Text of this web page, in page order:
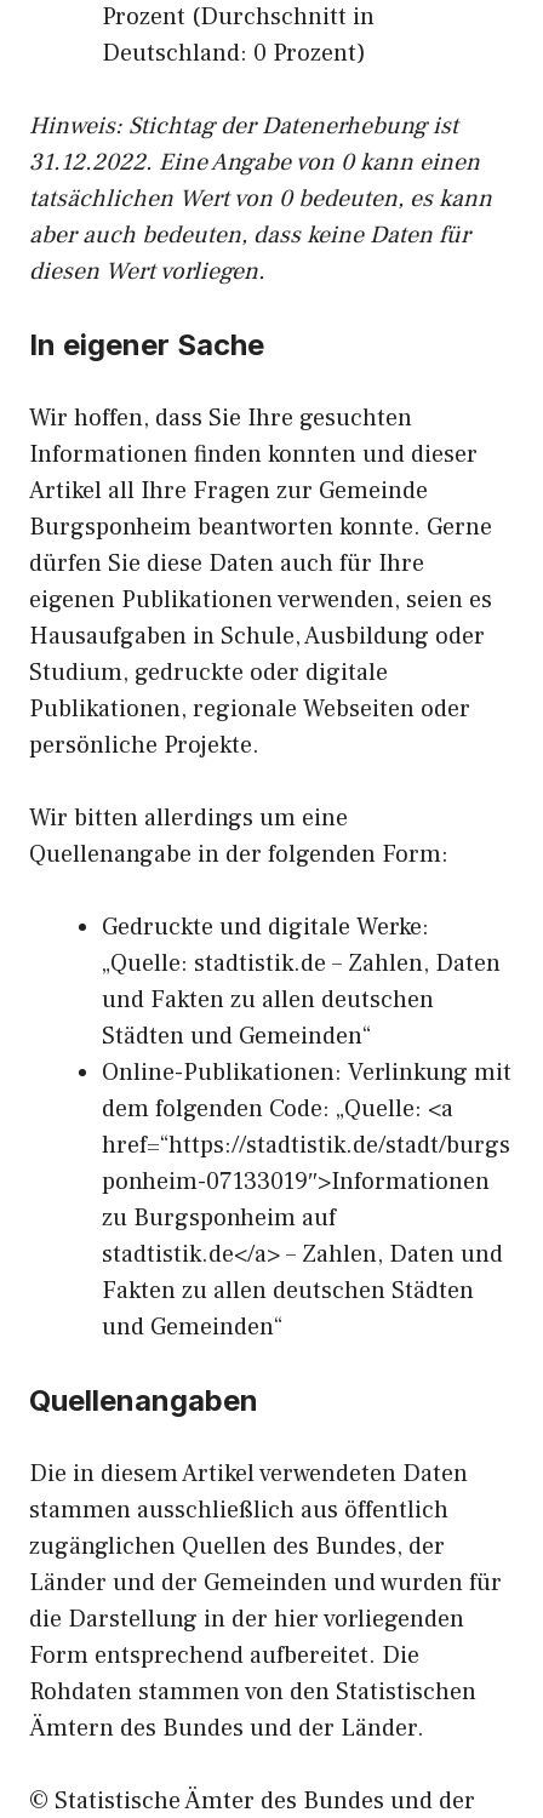
Prozent (Durchschnitt in
Deutschland: 0 Prozent)
Hinweis: Stichtag der Datenerhebung ist
31.12.2022. Eine Angabe von 0 kann einen
tatsächlichen Wert von 0 bedeuten, es kann
aber auch bedeuten, dass keine Daten für
diesen Wert vorliegen.
In eigener Sache
Wir hoffen, dass Sie Ihre gesuchten
Informationen finden konnten und dieser
Artikel all Ihre Fragen zur Gemeinde
Burgsponheim beantworten konnte. Gerne
dürfen Sie diese Daten auch für Ihre
eigenen Publikationen verwenden, seien es
Hausaufgaben in Schule, Ausbildung oder
Studium, gedruckte oder digitale
Publikationen, regionale Webseiten oder
persönliche Projekte.
Wir bitten allerdings um eine
Quellenangabe in der folgenden Form:
Gedruckte und digitale Werke:
„Quelle: stadtistik.de – Zahlen, Daten
und Fakten zu allen deutschen
Städten und Gemeinden“
Online-Publikationen: Verlinkung mit
dem folgenden Code: „Quelle: <a
href=“https://stadtistik.de/stadt/burgs
ponheim-07133019″>Informationen
zu Burgsponheim auf
stadtistik.de</a> – Zahlen, Daten und
Fakten zu allen deutschen Städten
und Gemeinden“
Quellenangaben
Die in diesem Artikel verwendeten Daten
stammen ausschließlich aus öffentlich
zugänglichen Quellen des Bundes, der
Länder und der Gemeinden und wurden für
die Darstellung in der hier vorliegenden
Form entsprechend aufbereitet. Die
Rohdaten stammen von den Statistischen
Ämtern des Bundes und der Länder.
© Statistische Ämter des Bundes und der